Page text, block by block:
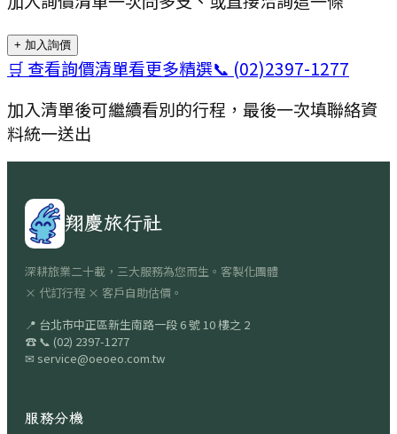
+ 加入詢價
🛒 查看詢價清單看更多精選📞 (02)2397-1277
加入清單後可繼續看別的行程，最後一次填聯絡資
料統一送出
翔慶旅行社
深耕旅業二十載，三大服務為您而生。客製化團體
× 代訂行程 × 客戶自助估價。
📍 台北市中正區新生南路一段 6 號 10 樓之 2
☎ 📞 (02) 2397-1277
✉ service@oeoeo.com.tw
服務分機